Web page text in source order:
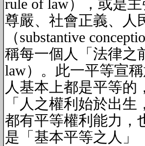
rule of law），或是
尊嚴、社會正義、人
（substantive
稱每一個人「法律之
law）。此一平等宣
人基本上都是平等的
「人之權利始於出
都有平等權利能力，
是「基本平等之人」